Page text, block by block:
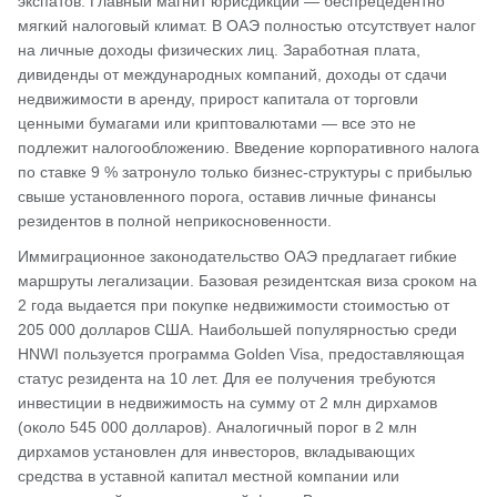
мягкий налоговый климат. В ОАЭ полностью отсутствует налог
на личные доходы физических лиц. Заработная плата,
дивиденды от международных компаний, доходы от сдачи
недвижимости в аренду, прирост капитала от торговли
ценными бумагами или криптовалютами — все это не
подлежит налогообложению. Введение корпоративного налога
по ставке 9 % затронуло только бизнес-структуры с прибылью
свыше установленного порога, оставив личные финансы
резидентов в полной неприкосновенности.
Иммиграционное законодательство ОАЭ предлагает гибкие
маршруты легализации. Базовая резидентская виза сроком на
2 года выдается при покупке недвижимости стоимостью от
205 000 долларов США. Наибольшей популярностью среди
HNWI пользуется программа Golden Visa, предоставляющая
статус резидента на 10 лет. Для ее получения требуются
инвестиции в недвижимость на сумму от 2 млн дирхамов
(около 545 000 долларов). Аналогичный порог в 2 млн
дирхамов установлен для инвесторов, вкладывающих
средства в уставной капитал местной компании или